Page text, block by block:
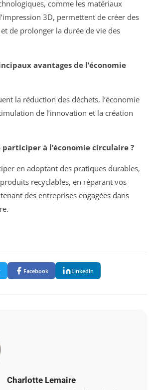
comme les matériaux
3D, permettent de créer des
et de prolonger la durée de vie des
avantages de l’économie
la réduction des déchets, l’économie
de l’innovation et la création
à l’économie circulaire ?
en adoptant des pratiques durables,
recyclables, en réparant vos
des entreprises engagées dans
Facebook LinkedIn
Charlotte Lemaire